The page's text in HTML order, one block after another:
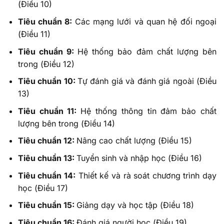
(Điều 10)
Tiêu chuẩn 8: Các mạng lưới và quan hệ đối ngoại
(Điều 11)
Tiêu chuẩn 9: Hệ thống bảo đảm chất lượng bên
trong (Điều 12)
Tiêu chuẩn 10:Tự đánh giá và đánh giá ngoài (Điều
13)
Tiêu chuẩn 11: Hệ thống thông tin đảm bảo chất
lượng bên trong (Điều 14)
Tiêu chuẩn 12: Nâng cao chất lượng (Điều 15)
Tiêu chuẩn 13: Tuyển sinh và nhập học (Điều 16)
Tiêu chuẩn 14: Thiết kế và rà soát chương trình dạy
học (Điều 17)
Tiêu chuẩn 15: Giảng dạy và học tập (Điều 18)